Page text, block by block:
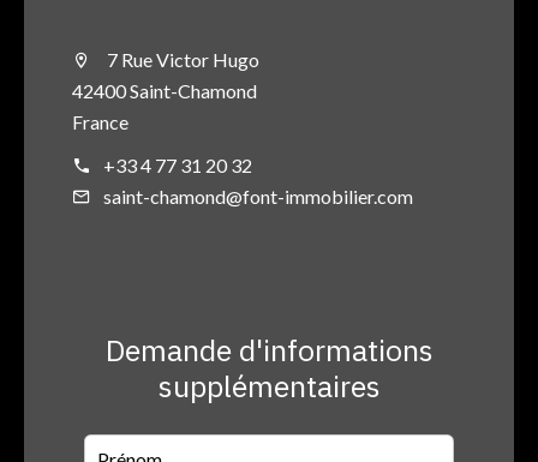
7 Rue Victor Hugo
42400 Saint-Chamond
France
+33 4 77 31 20 32
saint-chamond@font-immobilier.com
Demande d'informations
supplémentaires